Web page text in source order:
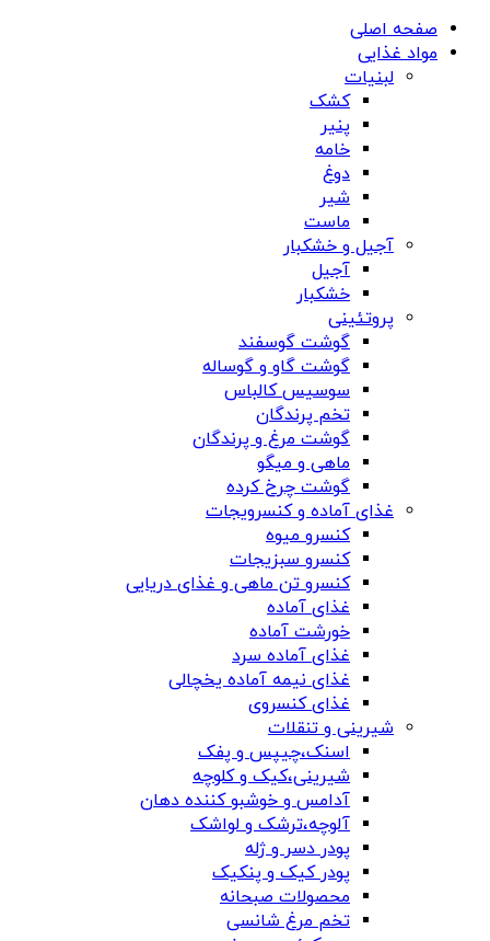
صفحه اصلی
مواد غذایی
لبنیات
کشک
پنیر
خامه
دوغ
شیر
ماست
آجیل و خشکبار
آجیل
خشکبار
پروتئینی
گوشت گوسفند
گوشت گاو و گوساله
سوسیس کالباس
تخم پرندگان
گوشت مرغ و پرندگان
ماهی و میگو
گوشت چرخ کرده
غذای آماده و کنسرویجات
کنسرو میوه
کنسرو سبزیجات
کنسرو تن ماهی و غذای دریایی
غذای آماده
خورشت آماده
غذای آماده سرد
غذای نیمه آماده یخچالی
غذای کنسروی
شیرینی و تنقلات
اسنک،چیپس و پفک
شیرینی،کیک و کلوچه
آدامس و خوشبو کننده دهان
آلوچه،ترشک و لواشک
پودر دسر و ژله
پودر کیک و پنکیک
محصولات صبحانه
تخم مرغ شانسی